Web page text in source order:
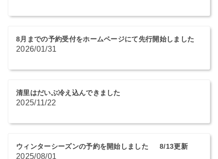
8月までの予約受付をホームページにて先行開始しました
2026/01/31
清里はだいぶ冷え込んできました
2025/11/22
ウィンターシーズンの予約を開始しました 8/13更新
2025/08/01